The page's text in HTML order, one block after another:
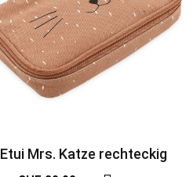
Etui Mrs. Katze rechteckig